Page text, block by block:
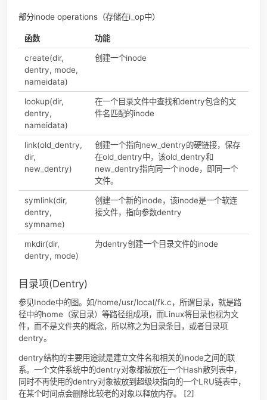
定的inode指向所需的文件资源。这里就又会牵扯到两个简单
向A的inode所指资源，所以删掉A不影响B，软链接（符号链
是B指向A，A删除后B的inode指向也不再有效。
索引节点的结构
部分inode domain
类型 域名
struct
super_block *
i_sb
指向inode所在的
superblock对象
点，链表中保存的是指向
inode的dentry对象
unsigned long
umode_t i_mode 文件类型和访问权限域
销毁了
uid_t i_uid inode所有者的id
struct timespec
unsigned long i_blocks 文件的块数目
unsigned short i_bytes 文件最后一个块的字节大